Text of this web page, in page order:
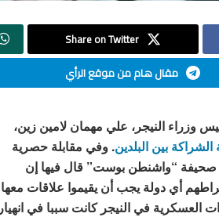
Share on Twitter
مقال هام من موقع الرأي
وزراء النيجر، علي مهمان لامين زين،
الشراكة بين البلدين. وفي مقابلة حصرية
صحيفة “واشنطن بوست” قال فيها إن
أي دولة يجب أن يقيموا علاقات معها
العسكرية في النيجر كانت سببا في انهيار